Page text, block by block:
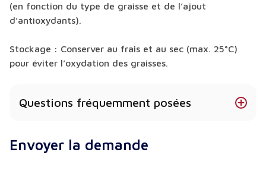
(en fonction du type de graisse et de l’ajout
d’antioxydants).
Stockage : Conserver au frais et au sec (max. 25°C)
pour éviter l’oxydation des graisses.
Questions fréquemment posées
(Whole Milk Powder) ?
Envoyer la demande